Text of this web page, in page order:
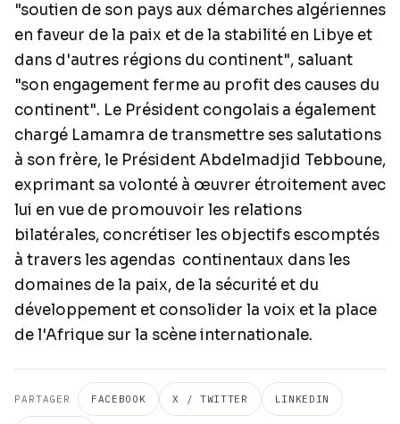
"soutien de son pays aux démarches algériennes
en faveur de la paix et de la stabilité en Libye et
dans d'autres régions du continent", saluant
"son engagement ferme au profit des causes du
continent". Le Président congolais a également
chargé Lamamra de transmettre ses salutations
à son frère, le Président Abdelmadjid Tebboune,
exprimant sa volonté à œuvrer étroitement avec
lui en vue de promouvoir les relations
bilatérales, concrétiser les objectifs escomptés
à travers les agendas continentaux dans les
domaines de la paix, de la sécurité et du
développement et consolider la voix et la place
de l'Afrique sur la scène internationale.
PARTAGER FACEBOOK X / TWITTER LINKEDIN